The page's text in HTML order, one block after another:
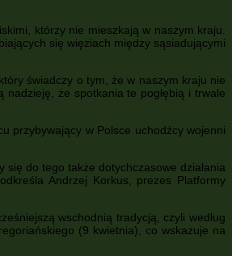
którzy nie mieszkają w naszym kraju.
się więziach między sąsiadującymi
świadczy o tym, że w naszym kraju nie
że spotkania te pogłębią i trwale
przybywający w Polsce uchodźcy wojenni
do tego także dotychczasowe działania
Andrzej Korkus, prezes Platformy
wschodnią tradycją, czyli według
(9 kwietnia), co wskazuje na